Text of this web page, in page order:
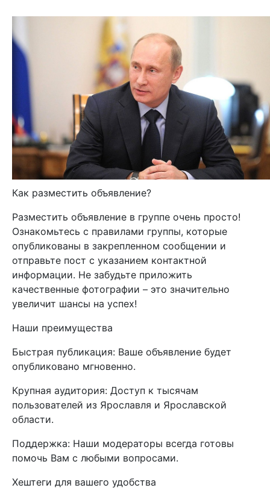
Как разместить объявление?
Разместить объявление в группе очень просто!
Ознакомьтесь с правилами группы, которые
опубликованы в закрепленном сообщении и
отправьте пост с указанием контактной
информации. Не забудьте приложить
качественные фотографии – это значительно
увеличит шансы на успех!
Наши преимущества
Быстрая публикация: Ваше объявление будет
опубликовано мгновенно.
Крупная аудитория: Доступ к тысячам
пользователей из Ярославля и Ярославской
области.
Поддержка: Наши модераторы всегда готовы
помочь Вам с любыми вопросами.
Хештеги для вашего удобства